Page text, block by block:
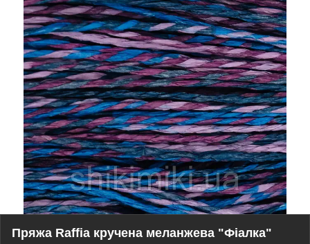
Пряжа Raffia кручена меланжева "Фіалка"